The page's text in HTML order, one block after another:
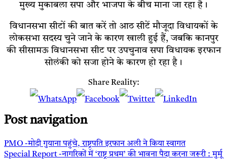
मुख्य मुकाबला सपा और भाजपा के बीच माना जा रहा है।
विधानसभा सीटों की बात करें तो आठ सीटें मौजूदा विधायकों के
लोकसभा सदस्य चुने जाने के कारण खाली हुई हैं, जबकि कानपुर
की सीसामऊ विधानसभा सीट पर उपचुनाव सपा विधायक इरफान
सोलंकी को सजा होने के कारण हो रहा है।
Share Reality:
Post navigation
PMO -मोदी गुयाना पहुंचे, राष्ट्रपति इरफान अली ने किया स्वागत
Special Report -नागरिकों में ‘राष्ट्र प्रथम’ की भावना पैदा करना जरूरी : मुर्मू